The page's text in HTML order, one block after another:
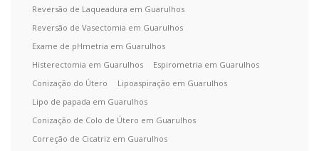
Reversão de Laqueadura em Guarulhos
Reversão de Vasectomia em Guarulhos
Exame de pHmetria em Guarulhos
Histerectomia em Guarulhos
Espirometria em Guarulhos
Conização do Útero
Lipoaspiração em Guarulhos
Lipo de papada em Guarulhos
Conização de Colo de Útero em Guarulhos
Correção de Cicatriz em Guarulhos